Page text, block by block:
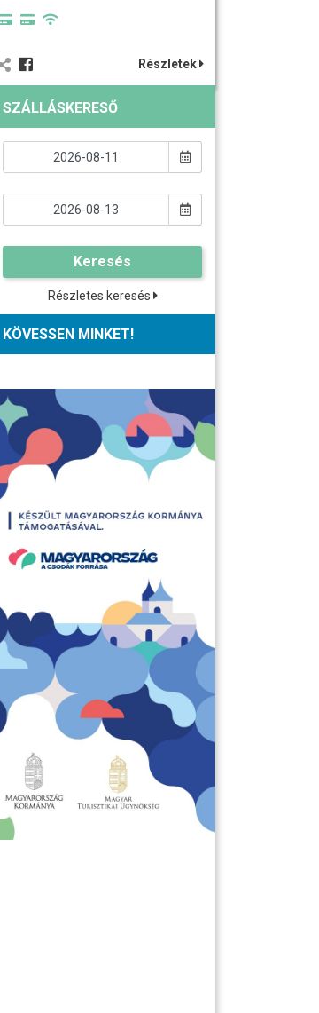
Részletek
SZÁLLÁSKERESŐ
Keresés
Részletes keresés
KÖVESSEN MINKET!